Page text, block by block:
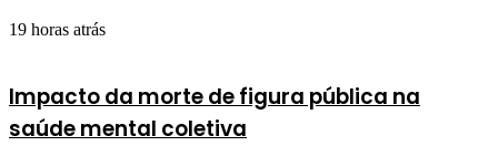
19 horas atrás
Impacto da morte de figura pública na
saúde mental coletiva